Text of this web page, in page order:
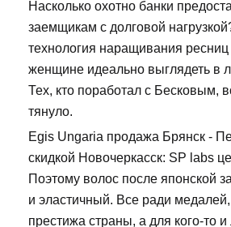
Насколько охотно банки
заемщикам с долговой
технология наращивания
женщине идеально выглядеть в
Тех, кто поработал с Бесковым,
тянуло.
Egis Ungaria продажа Брянск -
скидкой Новочеркасск: SP labs
Поэтому волос после японской
и эластичный. Все ради медалей,
престижа страны, а для кого-то